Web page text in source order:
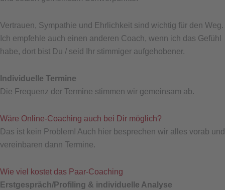
Vertrauen, Sympathie und Ehrlichkeit sind wichtig für den Weg.
Ich empfehle auch einen anderen Coach, wenn ich das Gefühl
habe, dort bist Du / seid Ihr stimmiger aufgehobener.
Individuelle Termine
Die Frequenz der Termine stimmen wir gemeinsam ab.
Wäre Online-Coaching auch bei Dir möglich?
Das ist kein Problem! Auch hier besprechen wir alles vorab und
vereinbaren dann Termine.
Wie viel kostet das Paar-Coaching
Erstgespräch/Profiling & individuelle Analyse